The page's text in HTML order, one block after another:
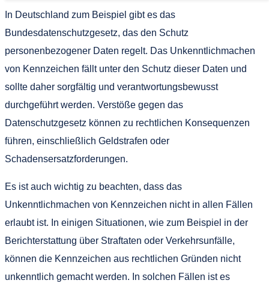
In Deutschland zum Beispiel gibt es das
Bundesdatenschutzgesetz, das den Schutz
personenbezogener Daten regelt. Das Unkenntlichmachen
von Kennzeichen fällt unter den Schutz dieser Daten und
sollte daher sorgfältig und verantwortungsbewusst
durchgeführt werden. Verstöße gegen das
Datenschutzgesetz können zu rechtlichen Konsequenzen
führen, einschließlich Geldstrafen oder
Schadensersatzforderungen.
Es ist auch wichtig zu beachten, dass das
Unkenntlichmachen von Kennzeichen nicht in allen Fällen
erlaubt ist. In einigen Situationen, wie zum Beispiel in der
Berichterstattung über Straftaten oder Verkehrsunfälle,
können die Kennzeichen aus rechtlichen Gründen nicht
unkenntlich gemacht werden. In solchen Fällen ist es